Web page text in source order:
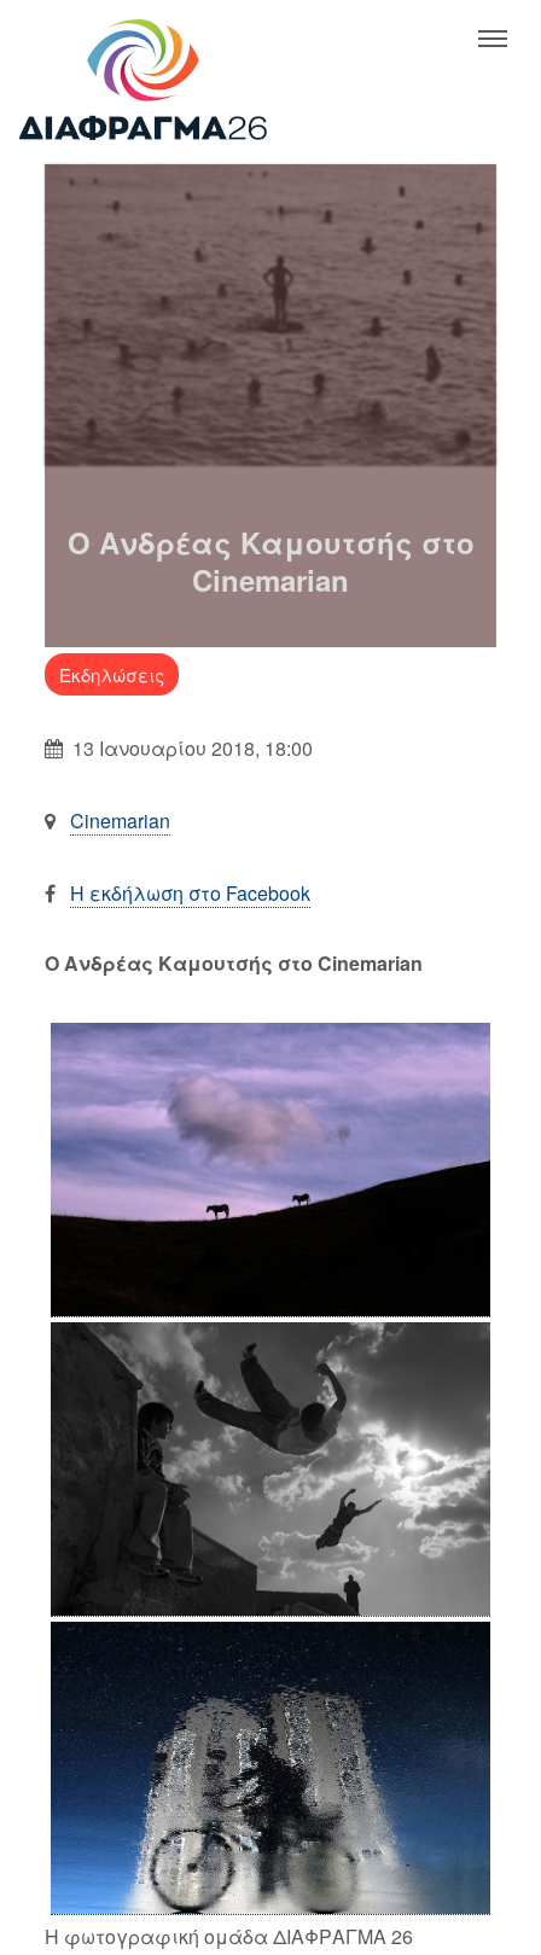
O Ανδρέας Καμουτσής στο
Cinemarian
Εκδηλώσεις
13 Ιανουαρίου 2018, 18:00
Cinemarian
Η εκδήλωση στο Facebook
O Ανδρέας Καμουτσής στο Cinemarian
Η φωτογραφική ομάδα ΔΙΑΦΡΑΓΜΑ 26